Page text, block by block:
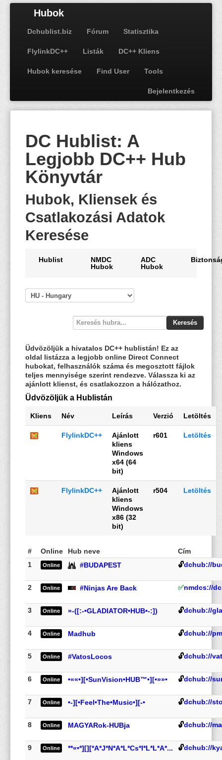
Hubok
Dchublist.biz Fórum Statisztika
FlylinkDC++ Listák DC++ Kliens
Hubok keresése Find User Tools
Bejelentkezés
DC Hublist: A
Legjobb DC++ Hub
Könyvtár
Hubok, Kliensek és
Csatlakozási Adatok
Keresése
Hublist
NMDC
Hubok
ADC
Hubok
Keresés
Üdvözöljük a hivatalos DC++ hublistán! Ez az
oldal listázza a legjobb online Direct Connect
hubokat, felhasználók száma és megosztott fájlok
teljes mennyisége szerint rendezve. Válassza ki az
ajánlott klienst, és csatlakozzon a hálózathoz.
Üdvözöljük a Hublistán
Kliens Név Leírás Verzió Letöltés
FlylinkDC++
Ajánlott
kliens
Windows
x64 (64
bit)
r601 Letöltés
FlylinkDC++
Ajánlott
kliens
Windows
x86 (32
bit)
r504 Letöltés
# Online Hub neve
Cím
1
Online #BUDAPEST 🔓dchub://
2 Online #Ninjas Are Back ✅nmdcs://
3 Online »-([:-•GLADIATOR•HUB•-:]) 🔓dchub://
4 Online Madhub 🔓dchub://
5 Online #VatosLocos 🔓dchub://
6 Online •««•][•SunVision•HUB™•][•»»• 🔓dchub://
7 Online •-][•Feel•The•Music•][-• 🔓dchub://
8 Online MAGYARok-HUBja 🔓dchub://
9 Online **«•*][­][*A*J*N*A*L*Cs*I*L*L*A*... 🔓dchub://